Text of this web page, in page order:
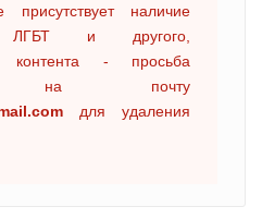
наличие
ЛГБТ и другого,
контента - просьба
на почту
для удаления